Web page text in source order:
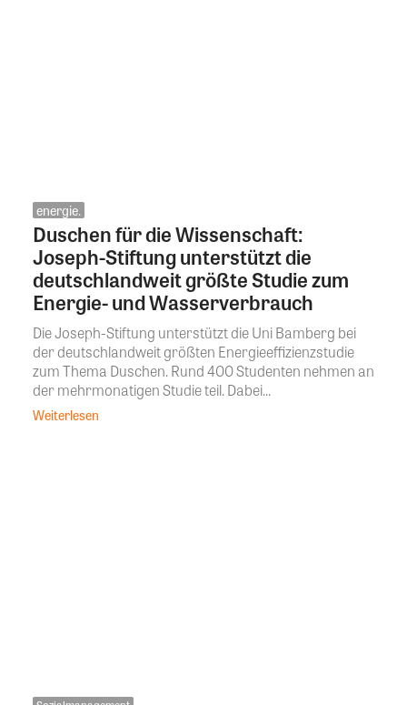
energie.
Duschen für die Wissenschaft:
Joseph-Stiftung unterstützt die
deutschlandweit größte Studie zum
Energie- und Wasserverbrauch
Die Joseph-Stiftung unterstützt die Uni Bamberg bei
der deutschlandweit größten Energieeffizienzstudie
zum Thema Duschen. Rund 400 Studenten nehmen an
der mehrmonatigen Studie teil. Dabei...
Weiterlesen